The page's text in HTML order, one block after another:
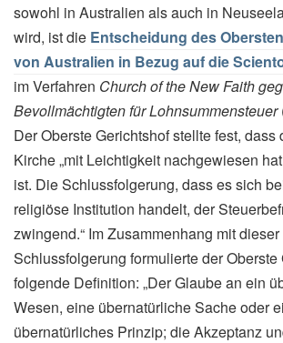
sowohl in Australien als auch in
wird, ist die Entscheidung des
von Australien in Bezug auf die
im Verfahren Church of the New Faith
Bevollmächtigten für Lohnsummensteuer
Der Oberste Gerichtshof stellte fest,
Kirche „mit Leichtigkeit nachgewiesen
ist. Die Schlussfolgerung, dass es sich
religiöse Institution handelt, der
zwingend.“ Im Zusammenhang mit dieser
Schlussfolgerung formulierte der
folgende Definition: „Der Glaube an ein
Wesen, eine übernatürliche Sache oder
übernatürliches Prinzip; die Akzeptanz